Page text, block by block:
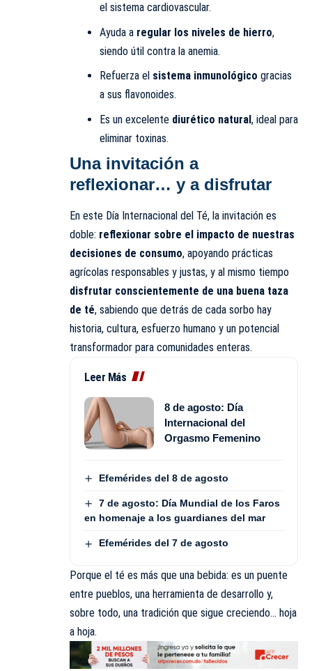
el sistema cardiovascular.
Ayuda a regular los niveles de hierro,
siendo útil contra la anemia.
Refuerza el sistema inmunológico gracias
a sus flavonoides.
Es un excelente diurético natural, ideal para
eliminar toxinas.
Una invitación a
reflexionar… y a disfrutar
En este Día Internacional del Té, la invitación es
doble: reflexionar sobre el impacto de nuestras
decisiones de consumo, apoyando prácticas
agrícolas responsables y justas, y al mismo tiempo
disfrutar conscientemente de una buena taza
de té, sabiendo que detrás de cada sorbo hay
historia, cultura, esfuerzo humano y un potencial
transformador para comunidades enteras.
Leer Más
8 de agosto: Día
Internacional del
Orgasmo Femenino
Efemérides del 8 de agosto
7 de agosto: Día Mundial de los Faros
en homenaje a los guardianes del mar
Efemérides del 7 de agosto
Porque el té es más que una bebida: es un puente
entre pueblos, una herramienta de desarrollo y,
sobre todo, una tradición que sigue creciendo… hoja
a hoja.